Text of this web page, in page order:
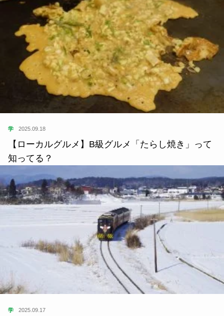
学 2025.09.18
【ローカルグルメ】B級グルメ「たらし焼き」って
知ってる？
学 2025.09.17